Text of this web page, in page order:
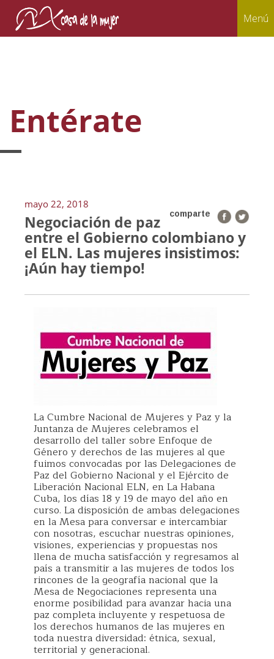
Menú
Entérate
mayo 22, 2018
comparte
Negociación de paz
entre el Gobierno colombiano y
el ELN. Las mujeres insistimos:
¡Aún hay tiempo!
La Cumbre Nacional de Mujeres y Paz y la
Juntanza de Mujeres celebramos el
desarrollo del taller sobre Enfoque de
Género y derechos de las mujeres al que
fuimos convocadas por las Delegaciones de
Paz del Gobierno Nacional y el Ejército de
Liberación Nacional ELN, en La Habana
Cuba, los días 18 y 19 de mayo del año en
curso. La disposición de ambas delegaciones
en la Mesa para conversar e intercambiar
con nosotras, escuchar nuestras opiniones,
visiones, experiencias y propuestas nos
llena de mucha satisfacción y regresamos al
país a transmitir a las mujeres de todos los
rincones de la geografía nacional que la
Mesa de Negociaciones representa una
enorme posibilidad para avanzar hacia una
paz completa incluyente y respetuosa de
los derechos humanos de las mujeres en
toda nuestra diversidad: étnica, sexual,
territorial y generacional.